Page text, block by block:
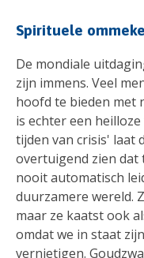
Spirituele
De mondiale
zijn immens. Veel
hoofd te bieden met
is echter een
tijden van crisis' laat
overtuigend zien
nooit automatisch
duurzamere wereld.
maar ze kaatst ook
omdat we in staat
vernietigen.